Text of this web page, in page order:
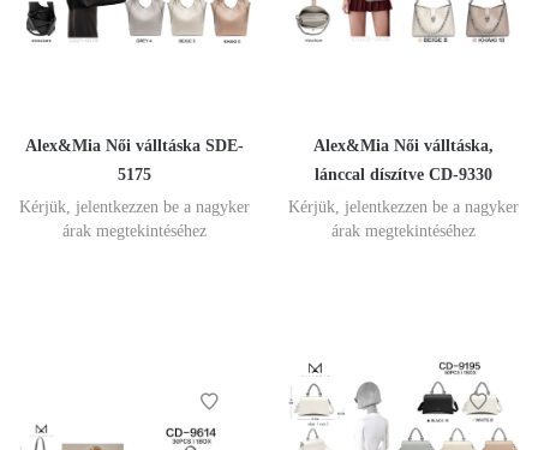
Alex&Mia Női válltáska SDE-
5175
Kérjük, jelentkezzen be a nagyker
árak megtekintéséhez
Alex&Mia Női válltáska,
lánccal díszítve CD-9330
Kérjük, jelentkezzen be a nagyker
árak megtekintéséhez